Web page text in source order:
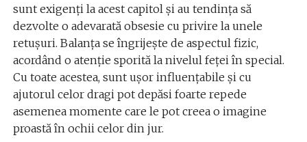
sunt exigenți la acest capitol și au tendința să
dezvolte o adevarată obsesie cu privire la unele
retușuri. Balanța se îngrijește de aspectul fizic,
acordând o atenție sporită la nivelul feței în special.
Cu toate acestea, sunt ușor influențabile și cu
ajutorul celor dragi pot depăsi foarte repede
asemenea momente care le pot creea o imagine
proastă în ochii celor din jur.